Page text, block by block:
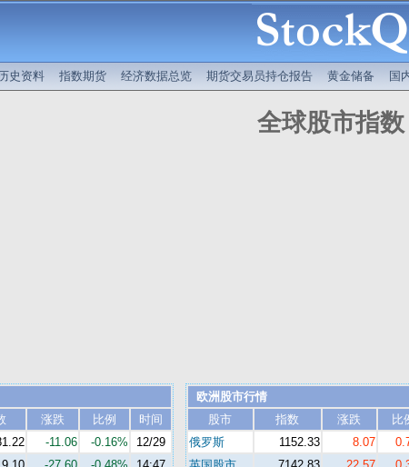
史资料 指数期货 经济数据总览 期货交易员持仓报告 黄金储备 国
全球股市指数
涨跌 比例
时间
-11.06 -0.16%
12/29
欧洲股市行情
股市
指数 涨跌 比
俄罗斯
1152.33 8.07